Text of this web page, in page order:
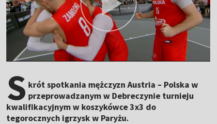
S krót spotkania mężczyzn Austria – Polska w
przeprowadzanym w Debreczynie turnieju
kwalifikacyjnym w koszykówce 3x3 do
tegorocznych igrzysk w Paryżu.